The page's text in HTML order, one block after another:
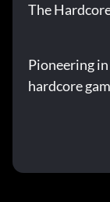
The
Pioneering
hardcore